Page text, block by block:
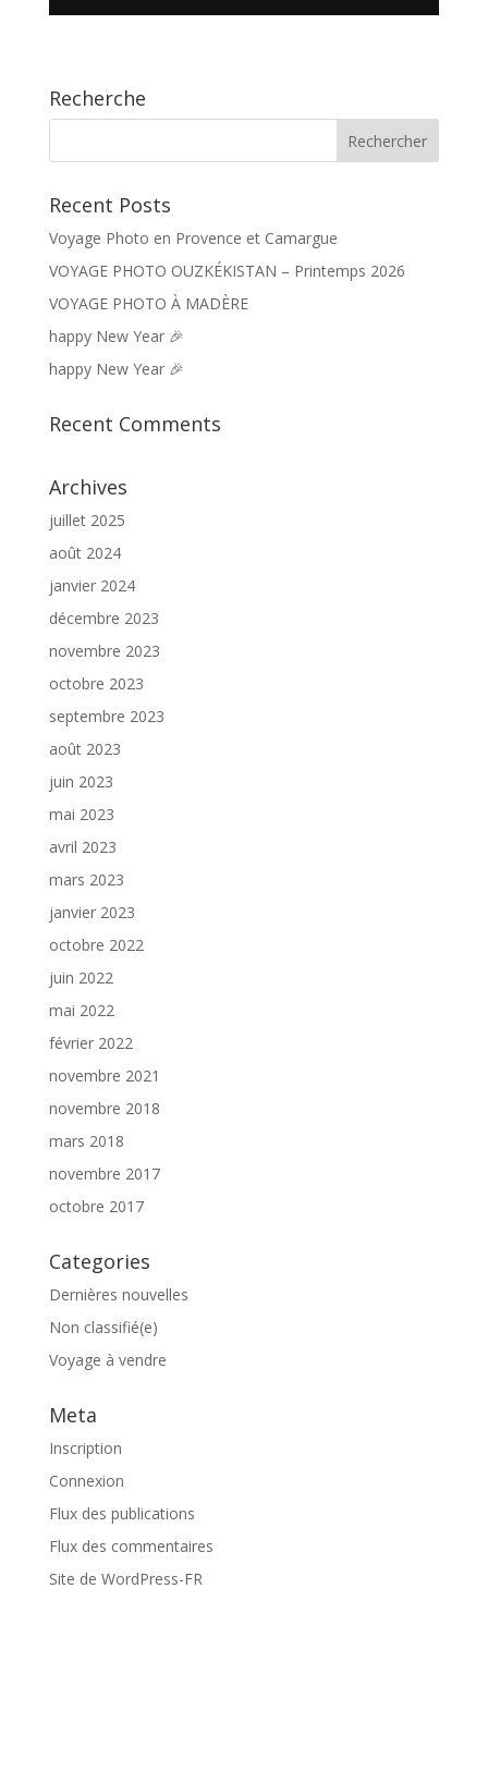
Recherche
Recent Posts
Voyage Photo en Provence et Camargue
VOYAGE PHOTO OUZKÉKISTAN – Printemps 2026
VOYAGE PHOTO À MADÈRE
happy New Year 🎉
happy New Year 🎉
Recent Comments
Archives
juillet 2025
août 2024
janvier 2024
décembre 2023
novembre 2023
octobre 2023
septembre 2023
août 2023
juin 2023
mai 2023
avril 2023
mars 2023
janvier 2023
octobre 2022
juin 2022
mai 2022
février 2022
novembre 2021
novembre 2018
mars 2018
novembre 2017
octobre 2017
Categories
Dernières nouvelles
Non classifié(e)
Voyage à vendre
Meta
Inscription
Connexion
Flux des publications
Flux des commentaires
Site de WordPress-FR